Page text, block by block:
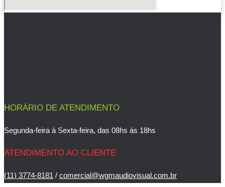
HORÁRIO DE ATENDIMENTO
Segunda-feira à Sexta-feira, das 08hs às 18hs
ATENDIMENTO AO CLIENTE
(11) 3774-8181 / comercial@wgmaudiovisual.com.br